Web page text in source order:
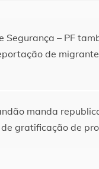
Segurança – PF
de
manda
gratificação de